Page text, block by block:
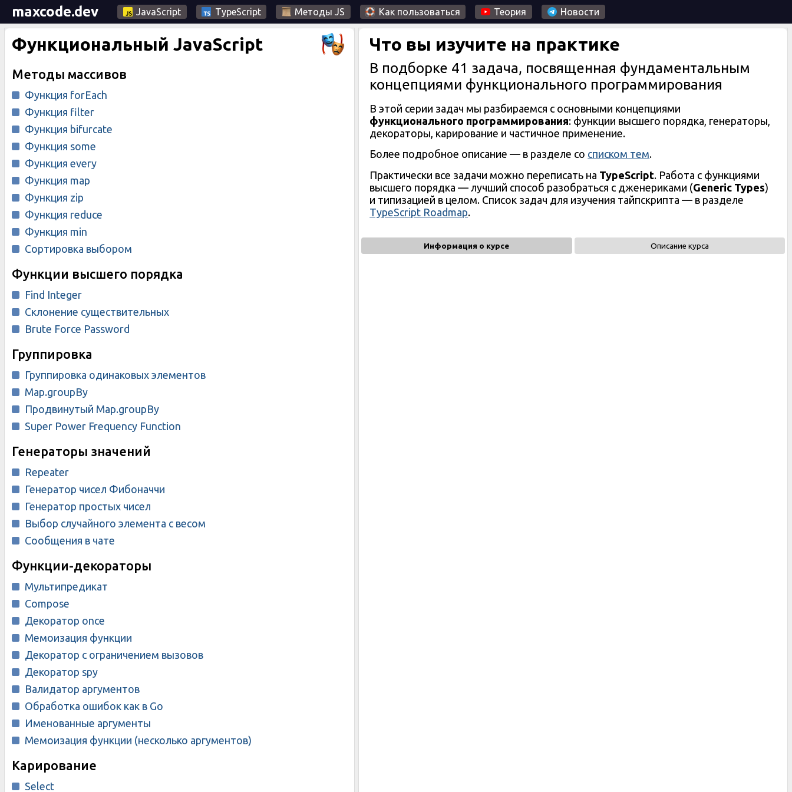
maxcode.dev JavaScript TypeScript Методы JS Как пользоваться Теория Новости
Функциональный JavaScript
Методы массивов
Функция forEach
Функция filter
Функция bifurcate
Функция some
Функция every
Функция map
Функция zip
Функция reduce
Функция min
Сортировка выбором
Функции высшего порядка
Find Integer
Склонение существительных
Brute Force Password
Группировка
Группировка одинаковых элементов
Map.groupBy
Продвинутый Map.groupBy
Super Power Frequency Function
Генераторы значений
Repeater
Генератор чисел Фибоначчи
Генератор простых чисел
Выбор случайного элемента с весом
Сообщения в чате
Функции-декораторы
Мультипредикат
Compose
Декоратор once
Мемоизация функции
Декоратор с ограничением вызовов
Декоратор spy
Валидатор аргументов
Обработка ошибок как в Go
Именованные аргументы
Мемоизация функции (несколько аргументов)
Карирование
Select
Что вы изучите на практике
В подборке 41 задача, посвященная фундаментальным
концепциями функционального программирования
В этой серии задач мы разбираемся с основными концепциями
функционального программирования: функции высшего порядка, генераторы,
декораторы, карирование и частичное применение.
Более подробное описание — в разделе со списком тем.
Практически все задачи можно переписать на TypeScript. Работа с функциями
высшего порядка — лучший способ разобраться с дженериками (Generic Types)
и типизацией в целом. Список задач для изучения тайпскрипта — в разделе
TypeScript Roadmap.
Информация о курсе Описание курса